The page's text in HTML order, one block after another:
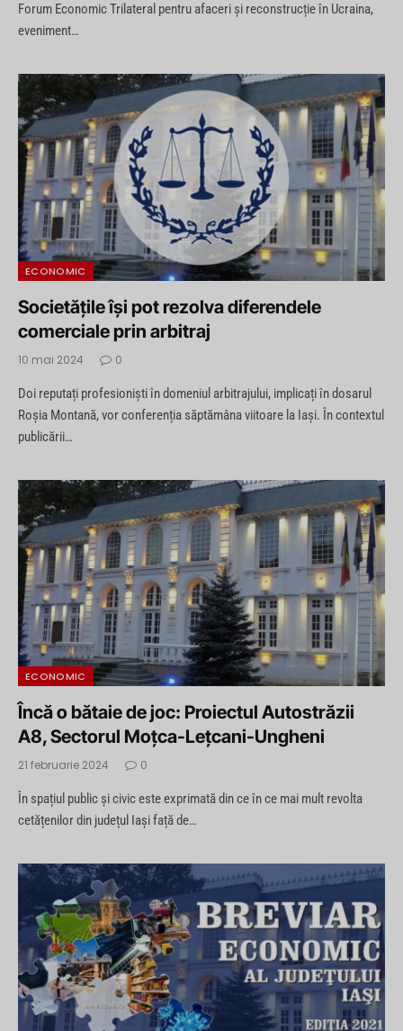
Forum Economic Trilateral pentru afaceri și reconstrucție în Ucraina,
eveniment…
ECONOMIC
Societățile își pot rezolva diferendele
comerciale prin arbitraj
10 mai 2024 0
Doi reputați profesioniști în domeniul arbitrajului, implicați în dosarul
Roșia Montană, vor conferenția săptămâna viitoare la Iași. În contextul
publicării…
ECONOMIC
Încă o bătaie de joc: Proiectul Autostrăzii
A8, Sectorul Moțca-Lețcani-Ungheni
21 februarie 2024 0
În spațiul public și civic este exprimată din ce în ce mai mult revolta
cetățenilor din județul Iași față de…